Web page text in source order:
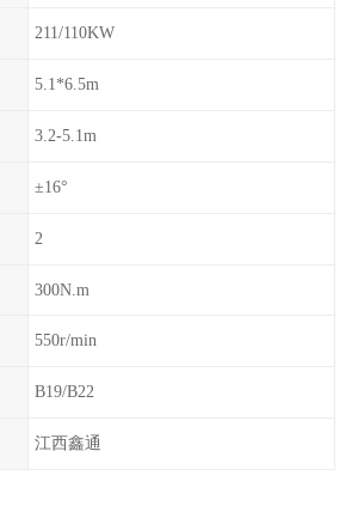
211/110KW
5.1*6.5m
3.2-5.1m
±16°
2
300N.m
550r/min
B19/B22
江西鑫通